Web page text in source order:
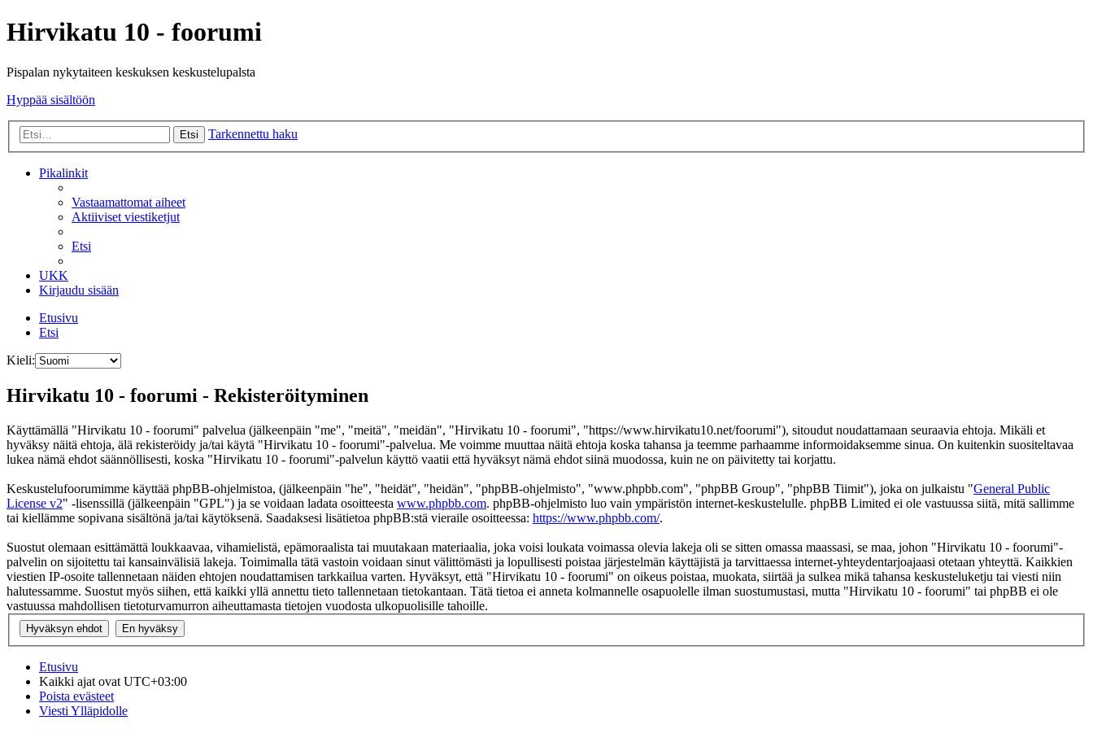
Hirvikatu 10 - foorumi
Pispalan nykytaiteen keskuksen keskustelupalsta
Hyppää sisältöön
Etsi Tarkennettu haku
Pikalinkit
Vastaamattomat aiheet
Aktiiviset viestiketjut
Etsi
UKK
Kirjaudu sisään
Etusivu
Etsi
Kieli:
Hirvikatu 10 - foorumi - Rekisteröityminen
Käyttämällä "Hirvikatu 10 - foorumi" palvelua (jälkeenpäin "me", "meitä", "meidän", "Hirvikatu 10 - foorumi", "https://www.hirvikatu10.net/foorumi"), sitoudut noudattamaan seuraavia ehtoja. Mikäli et
hyväksy näitä ehtoja, älä rekisteröidy ja/tai käytä "Hirvikatu 10 - foorumi"-palvelua. Me voimme muuttaa näitä ehtoja koska tahansa ja teemme parhaamme informoidaksemme sinua. On kuitenkin suositeltavaa
lukea nämä ehdot säännöllisesti, koska "Hirvikatu 10 - foorumi"-palvelun käyttö vaatii että hyväksyt nämä ehdot siinä muodossa, kuin ne on päivitetty tai korjattu.
Keskustelufoorumimme käyttää phpBB-ohjelmistoa, (jälkeenpäin "he", "heidät", "heidän", "phpBB-ohjelmisto", "www.phpbb.com", "phpBB Group", "phpBB Tiimit"), joka on julkaistu "General Public
License v2" -lisenssillä (jälkeenpäin "GPL") ja se voidaan ladata osoitteesta www.phpbb.com. phpBB-ohjelmisto luo vain ympäristön internet-keskustelulle. phpBB Limited ei ole vastuussa siitä, mitä sallimme
tai kiellämme sopivana sisältönä ja/tai käytöksenä. Saadaksesi lisätietoa phpBB:stä vieraile osoitteessa: https://www.phpbb.com/.
Suostut olemaan esittämättä loukkaavaa, vihamielistä, epämoraalista tai muutakaan materiaalia, joka voisi loukata voimassa olevia lakeja oli se sitten omassa maassasi, se maa, johon "Hirvikatu 10 - foorumi"-
palvelin on sijoitettu tai kansainvälisiä lakeja. Toimimalla tätä vastoin voidaan sinut välittömästi ja lopullisesti poistaa järjestelmän käyttäjistä ja tarvittaessa internet-yhteydentarjoajaasi otetaan yhteyttä. Kaikkien
viestien IP-osoite tallennetaan näiden ehtojen noudattamisen tarkkailua varten. Hyväksyt, että "Hirvikatu 10 - foorumi" on oikeus poistaa, muokata, siirtää ja sulkea mikä tahansa keskusteluketju tai viesti niin
halutessamme. Suostut myös siihen, että kaikki yllä annettu tieto tallennetaan tietokantaan. Tätä tietoa ei anneta kolmannelle osapuolelle ilman suostumustasi, mutta "Hirvikatu 10 - foorumi" tai phpBB ei ole
vastuussa mahdollisen tietoturvamurron aiheuttamasta tietojen vuodosta ulkopuolisille tahoille.
Etusivu
Kaikki ajat ovat UTC+03:00
Poista evästeet
Viesti Ylläpidolle